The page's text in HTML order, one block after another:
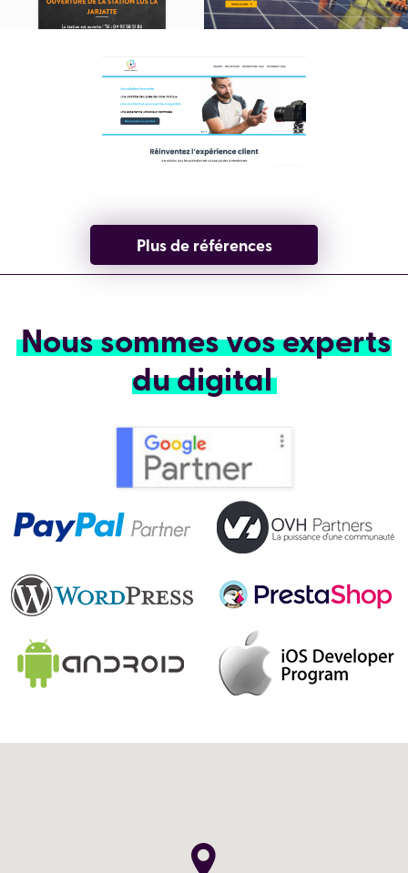
Plus de références
Nous sommes vos experts
du digital